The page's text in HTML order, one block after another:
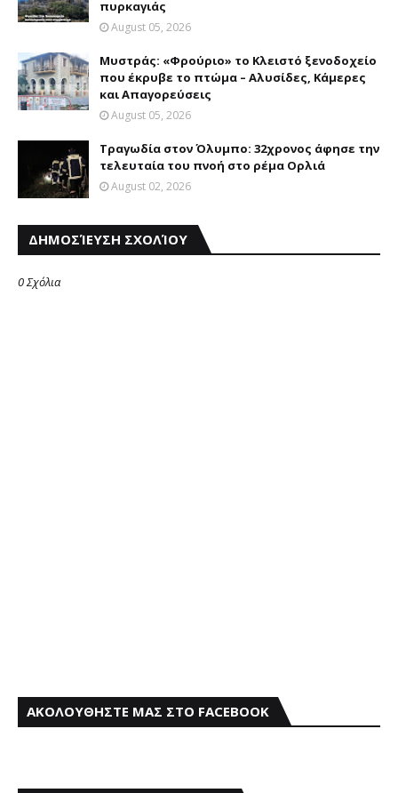
πυρκαγιάς
August 05, 2026
Mυστράς: «Φρούριο» το Kλειστό ξενοδοχείο
που έκρυβε το πτώμα – Aλυσίδες, Kάμερες
και Aπαγορεύσεις
August 05, 2026
Τραγωδία στον Όλυμπο: 32χρονος άφησε την
τελευταία του πνοή στο ρέμα Ορλιά
August 02, 2026
ΔΗΜΟΣΊΕΥΣΗ ΣΧΟΛΊΟΥ
0 Σχόλια
ΑΚΟΛΟΥΘΗΣΤΕ ΜΑΣ ΣΤΟ FACEBOOK